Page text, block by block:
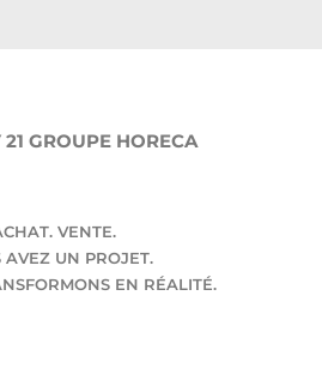
21 GROUPE HORECA
VENTE.
AVEZ UN PROJET.
EN RÉALITÉ.